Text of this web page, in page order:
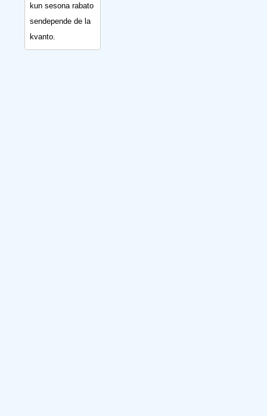
kun sesona rabato
sendepende de la
kvanto.